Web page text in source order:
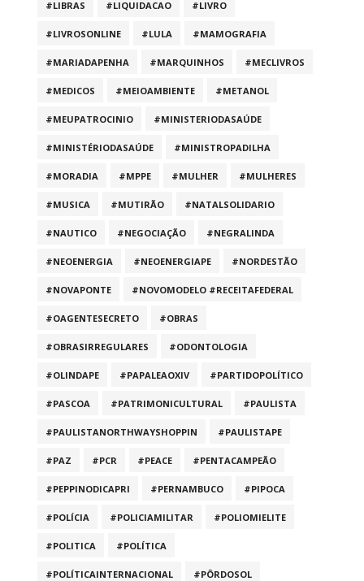
#LIBRAS #LIQUIDACAO #LIVRO
#LIVROSONLINE #LULA #MAMOGRAFIA
#MARIADAPENHA #MARQUINHOS #MECLIVROS
#MEDICOS #MEIOAMBIENTE #METANOL
#MEUPATROCINIO #MINISTERIODASAÚDE
#MINISTÉRIODASAÚDE #MINISTROPADILHA
#MORADIA #MPPE #MULHER #MULHERES
#MUSICA #MUTIRÃO #NATALSOLIDARIO
#NAUTICO #NEGOCIAÇÃO #NEGRALINDA
#NEOENERGIA #NEOENERGIAPE #NORDESTÃO
#NOVAPONTE #NOVOMODELO #RECEITAFEDERAL
#OAGENTESECRETO #OBRAS
#OBRASIRREGULARES #ODONTOLOGIA
#OLINDAPE #PAPALEAOXIV #PARTIDOPOLÍTICO
#PASCOA #PATRIMONICULTURAL #PAULISTA
#PAULISTANORTHWAYSHOPPIN #PAULISTAPE
#PAZ #PCR #PEACE #PENTACAMPEÃO
#PEPPINODICAPRI #PERNAMBUCO #PIPOCA
#POLÍCIA #POLICIAMILITAR #POLIOMIELITE
#POLITICA #POLÍTICA
#POLÍTICAINTERNACIONAL #PÔRDOSOL